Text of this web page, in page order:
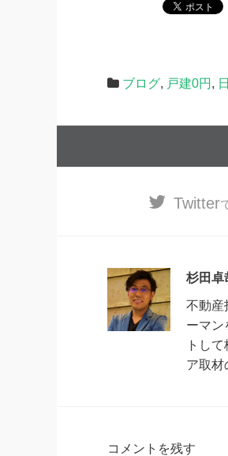
ブログ, 戸建0円 ,
Twitter
杉田卓
不動産
ーマン
トし
ア取材
コメントを残す